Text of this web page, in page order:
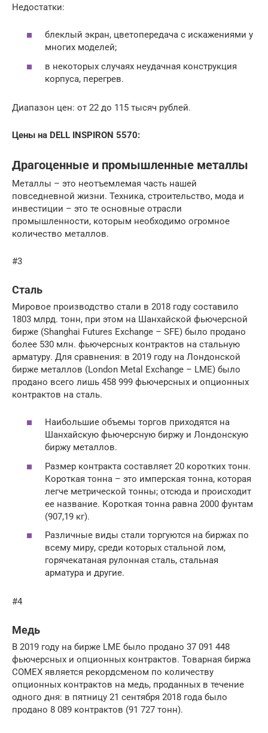
Недостатки:
блеклый экран, цветопередача с искажениями у
многих моделей;
в некоторых случаях неудачная конструкция
корпуса, перегрев.
Диапазон цен: от 22 до 115 тысяч рублей.
Цены на DELL INSPIRON 5570:
Драгоценные и промышленные металлы
Металлы – это неотъемлемая часть нашей
повседневной жизни. Техника, строительство, мода и
инвестиции – это те основные отрасли
промышленности, которым необходимо огромное
количество металлов.
#3
Сталь
Мировое производство стали в 2018 году составило
1803 млрд. тонн, при этом на Шанхайской фьючерсной
бирже (Shanghai Futures Exchange – SFE) было продано
более 530 млн. фьючерсных контрактов на стальную
арматуру. Для сравнения: в 2019 году на Лондонской
бирже металлов (London Metal Exchange – LME) было
продано всего лишь 458 999 фьючерсных и опционных
контрактов на сталь.
Наибольшие объемы торгов приходятся на
Шанхайскую фьючерсную биржу и Лондонскую
биржу металлов.
Размер контракта составляет 20 коротких тонн.
Короткая тонна – это имперская тонна, которая
легче метрической тонны; отсюда и происходит
ее название. Короткая тонна равна 2000 фунтам
(907,19 кг).
Различные виды стали торгуются на биржах по
всему миру, среди которых стальной лом,
горячекатаная рулонная сталь, стальная
арматура и другие.
#4
Медь
В 2019 году на бирже LME было продано 37 091 448
фьючерсных и опционных контрактов. Товарная биржа
COMEX является рекордсменом по количеству
опционных контрактов на медь, проданных в течение
одного дня: в пятницу 21 сентября 2018 года было
продано 8 089 контрактов (91 727 тонн).